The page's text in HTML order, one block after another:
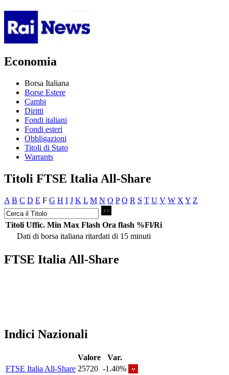
Economia
Borsa Italiana
Borse Estere
Cambi
Diritti
Fondi italiani
Fondi esteri
Obbligazioni
Titoli di Stato
Warrants
Titoli FTSE Italia All-Share
A B C D E F G H I J K L M N O P Q R S T U V W X Y Z
Titoli Uffic. Min Max Flash Ora flash %Fl/Ri
Dati di borsa italiana ritardati di 15 minuti
FTSE Italia All-Share
Indici Nazionali
Valore
Var.
FTSE Italia All-Share 25720 -1.40%